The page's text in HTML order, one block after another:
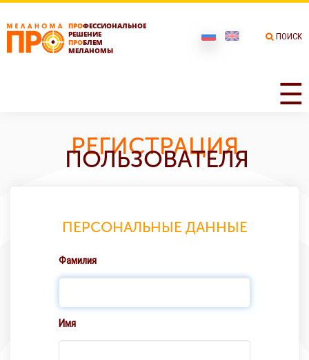
ПРОФЕССИОНАЛЬНОЕ
РЕШЕНИЕ
ПРОБЛЕМ
МЕЛАНОМЫ
☰
ПОИСК
РЕГИСТРАЦИЯ
ПОЛЬЗОВАТЕЛЯ
ПЕРСОНАЛЬНЫЕ ДАННЫЕ
Фамилия
Имя